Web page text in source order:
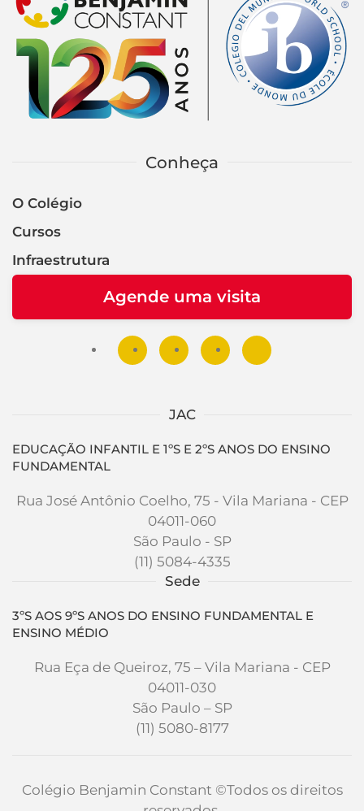
Conheça
O Colégio
Cursos
Infraestrutura
Agende uma visita
JAC
EDUCAÇÃO INFANTIL E 1ºS E 2ºS ANOS DO ENSINO
FUNDAMENTAL
Rua José Antônio Coelho, 75 - Vila Mariana - CEP
04011-060
São Paulo - SP
(11) 5084-4335
Sede
3ºS AOS 9ºS ANOS DO ENSINO FUNDAMENTAL E
ENSINO MÉDIO
Rua Eça de Queiroz, 75 – Vila Mariana - CEP
04011-030
São Paulo – SP
(11) 5080-8177
Colégio Benjamin Constant ©Todos os direitos